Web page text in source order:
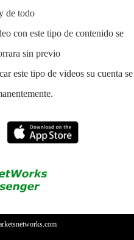
de todo
con este tipo de contenido se
sin previo
este tipo de videos su cuenta se